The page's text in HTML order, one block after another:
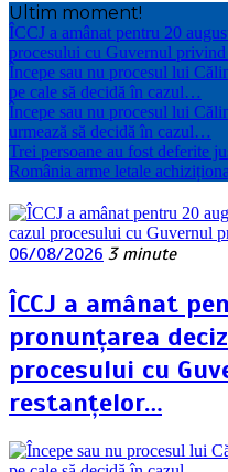
Ultim moment!
ÎCCJ a amânat pentru 20
procesului cu Guvernul
Începe sau nu procesul lui
pe cale să decidă în cazul…
Începe sau nu procesul lui
urmează să decidă în cazul…
Trei persoane au fost deferite
România arme letale
06/08/2026 3 minute
ÎCCJ a amânat
pronunțarea
procesului cu
restanțelor…